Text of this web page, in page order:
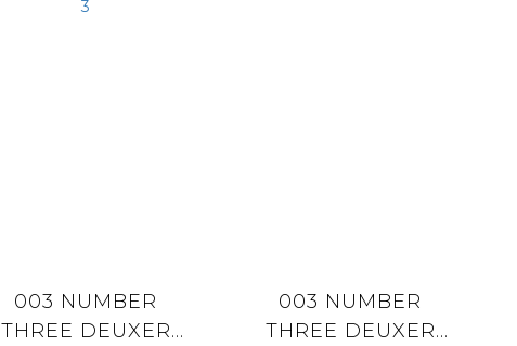
003 NUMBER
THREE DEUXER
003 NUMBER
THREE DEUXER